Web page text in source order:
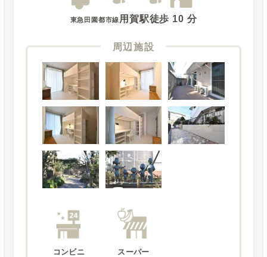
東急田園都市線 用賀駅徒歩 10 分
周辺施設
コンビニ スーパー